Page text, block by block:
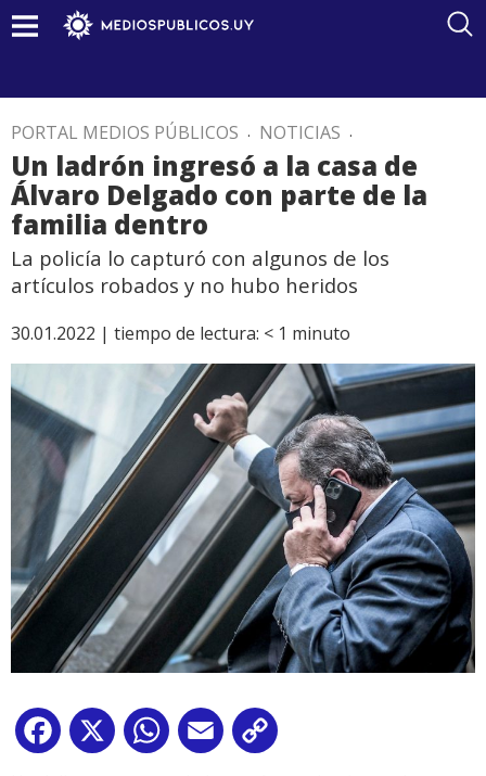
PORTAL MEDIOS PÚBLICOS . NOTICIAS .
Un ladrón ingresó a la casa de
Álvaro Delgado con parte de la
familia dentro
La policía lo capturó con algunos de los
artículos robados y no hubo heridos
30.01.2022 | tiempo de lectura: < 1 minuto
Facebook
X WhatsApp
Email